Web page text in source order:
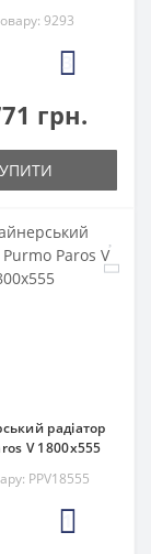
9293
3
грн.
радіатор
V 1800x555
PPV18555